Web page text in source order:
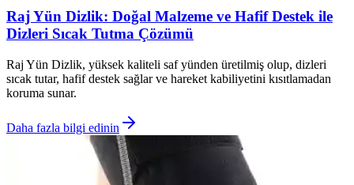
Raj Yün Dizlik: Doğal Malzeme ve Hafif Destek ile
Dizleri Sıcak Tutma Çözümü
Raj Yün Dizlik, yüksek kaliteli saf yünden üretilmiş olup, dizleri
sıcak tutar, hafif destek sağlar ve hareket kabiliyetini kısıtlamadan
koruma sunar.
Daha fazla bilgi edinin